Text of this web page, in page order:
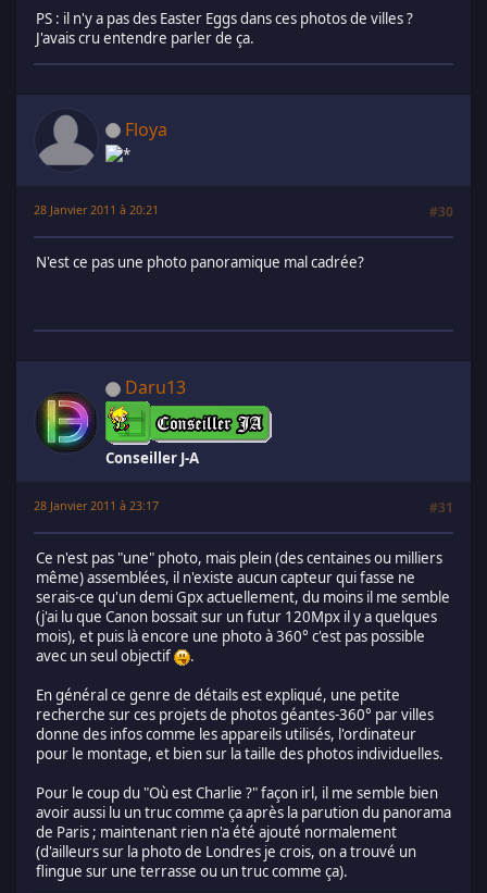
PS : il n'y a pas des Easter Eggs dans ces photos de villes ?
J'avais cru entendre parler de ça.
Floya
28 Janvier 2011 à 20:21 #30
N'est ce pas une photo panoramique mal cadrée?
Daru13
Conseiller J-A
28 Janvier 2011 à 23:17 #31
Ce n'est pas "une" photo, mais plein (des centaines ou milliers
même) assemblées, il n'existe aucun capteur qui fasse ne
serais-ce qu'un demi Gpx actuellement, du moins il me semble
(j'ai lu que Canon bossait sur un futur 120Mpx il y a quelques
mois), et puis là encore une photo à 360° c'est pas possible
avec un seul objectif
.
En général ce genre de détails est expliqué, une petite
recherche sur ces projets de photos géantes-360° par villes
donne des infos comme les appareils utilisés, l'ordinateur
pour le montage, et bien sur la taille des photos individuelles.
Pour le coup du "Où est Charlie ?" façon irl, il me semble bien
avoir aussi lu un truc comme ça après la parution du panorama
de Paris ; maintenant rien n'a été ajouté normalement
(d'ailleurs sur la photo de Londres je crois, on a trouvé un
flingue sur une terrasse ou un truc comme ça).